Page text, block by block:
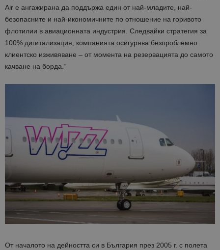
Air е ангажирана да поддържа един от най-младите, най-
безопасните и най-икономичните по отношение на горивото
флотилии в авиационната индустрия. Следвайки стратегия за
100% дигитализация, компанията осигурява безпроблемно
клиентско изживяване – от момента на резервацията до самото
качване на борда. “
От началото на дейността си в България през 2005 г. с полета